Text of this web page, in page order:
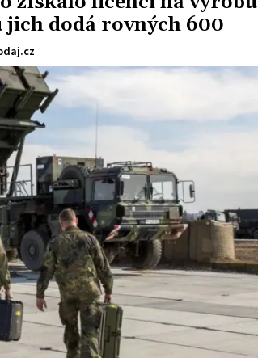
dodá rovných 600